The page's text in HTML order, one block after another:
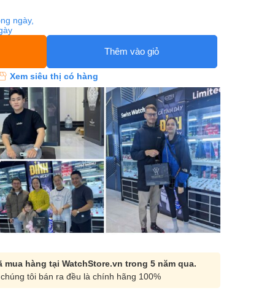
ngày,
Thêm vào giỏ
Xem siêu thị có hàng
mua hàng tại WatchStore.vn trong 5 năm qua.
tôi bán ra đều là chính hãng 100%